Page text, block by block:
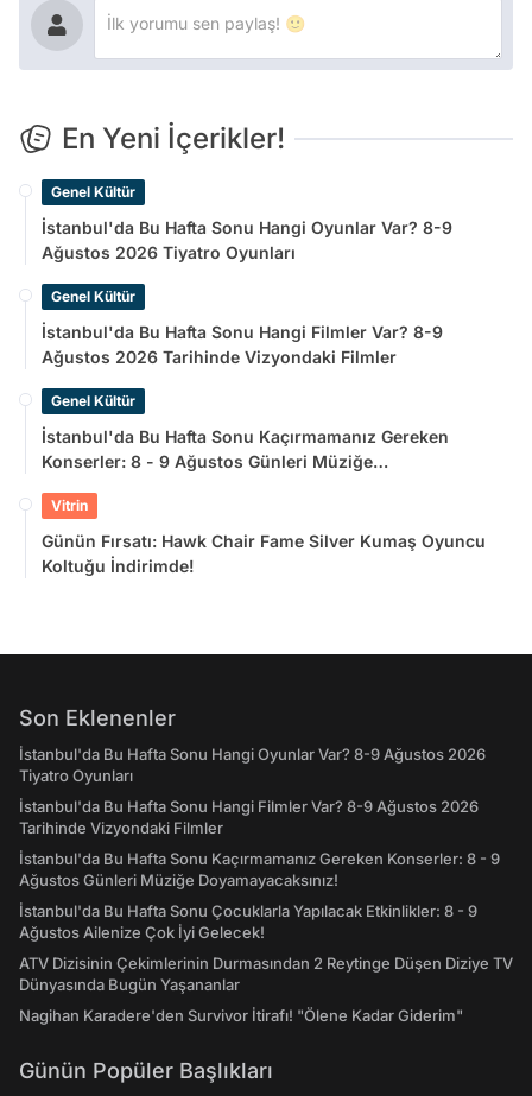
En Yeni İçerikler!
Genel Kültür
İstanbul'da Bu Hafta Sonu Hangi Oyunlar Var? 8-9
Ağustos 2026 Tiyatro Oyunları
Genel Kültür
İstanbul'da Bu Hafta Sonu Hangi Filmler Var? 8-9
Ağustos 2026 Tarihinde Vizyondaki Filmler
Genel Kültür
İstanbul'da Bu Hafta Sonu Kaçırmamanız Gereken
Konserler: 8 - 9 Ağustos Günleri Müziğe
Vitrin
Günün Fırsatı: Hawk Chair Fame Silver Kumaş Oyuncu
Koltuğu İndirimde!
Son Eklenenler
İstanbul'da Bu Hafta Sonu Hangi Oyunlar Var? 8-9 Ağustos 2026
Tiyatro Oyunları
İstanbul'da Bu Hafta Sonu Hangi Filmler Var? 8-9 Ağustos 2026
Tarihinde Vizyondaki Filmler
İstanbul'da Bu Hafta Sonu Kaçırmamanız Gereken Konserler: 8 - 9
Ağustos Günleri Müziğe Doyamayacaksınız!
İstanbul'da Bu Hafta Sonu Çocuklarla Yapılacak Etkinlikler: 8 - 9
Ağustos Ailenize Çok İyi Gelecek!
ATV Dizisinin Çekimlerinin Durmasından 2 Reytinge Düşen Diziye TV
Dünyasında Bugün Yaşananlar
Nagihan Karadere'den Survivor İtirafı! "Ölene Kadar Giderim"
Günün Popüler Başlıkları